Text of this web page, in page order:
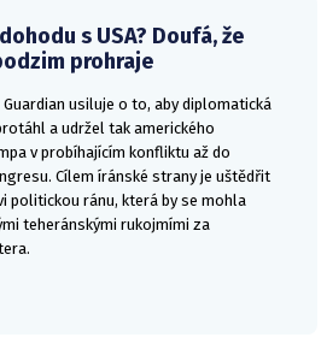
s USA? Doufá, že
prohraje
Guardian usiluje o to, aby diplomatická
a udržel tak amerického
v probíhajícím konfliktu až do
Cílem íránské strany je uštědřit
politickou ránu, která by se mohla
teheránskými rukojmími za